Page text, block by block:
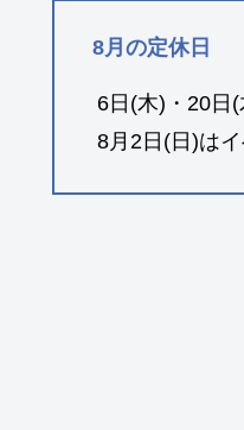
8月の定休日
6日(木)・20日
8月2日(日)は